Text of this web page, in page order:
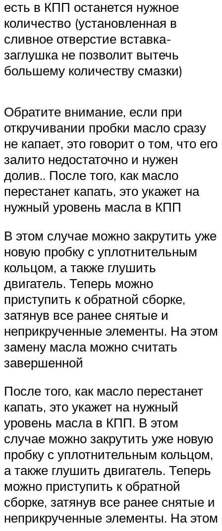
есть в КПП останется нужное
количество (установленная в
сливное отверстие вставка-
заглушка не позволит вытечь
большему количеству смазки)
Обратите внимание, если при
откручивании пробки масло сразу
не капает, это говорит о том, что его
залито недостаточно и нужен
долив.. После того, как масло
перестанет капать, это укажет на
нужный уровень масла в КПП
В этом случае можно закрутить уже
новую пробку с уплотнительным
кольцом, а также глушить
двигатель. Теперь можно
приступить к обратной сборке,
затянув все ранее снятые и
неприкрученные элементы. На этом
замену масла можно считать
завершенной
После того, как масло перестанет
капать, это укажет на нужный
уровень масла в КПП. В этом
случае можно закрутить уже новую
пробку с уплотнительным кольцом,
а также глушить двигатель. Теперь
можно приступить к обратной
сборке, затянув все ранее снятые и
неприкрученные элементы. На этом